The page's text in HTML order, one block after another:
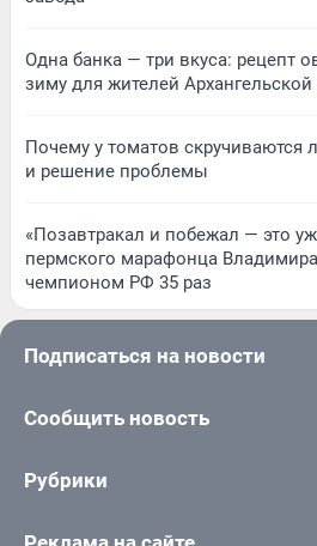
Одна банка — три вкуса: рецепт
зиму для жителей Архангельской
Почему у томатов скручиваются
и решение проблемы
«Позавтракал и побежал — это
пермского марафонца
чемпионом РФ 35 раз
Подписаться на новости
Сообщить новость
Рубрики